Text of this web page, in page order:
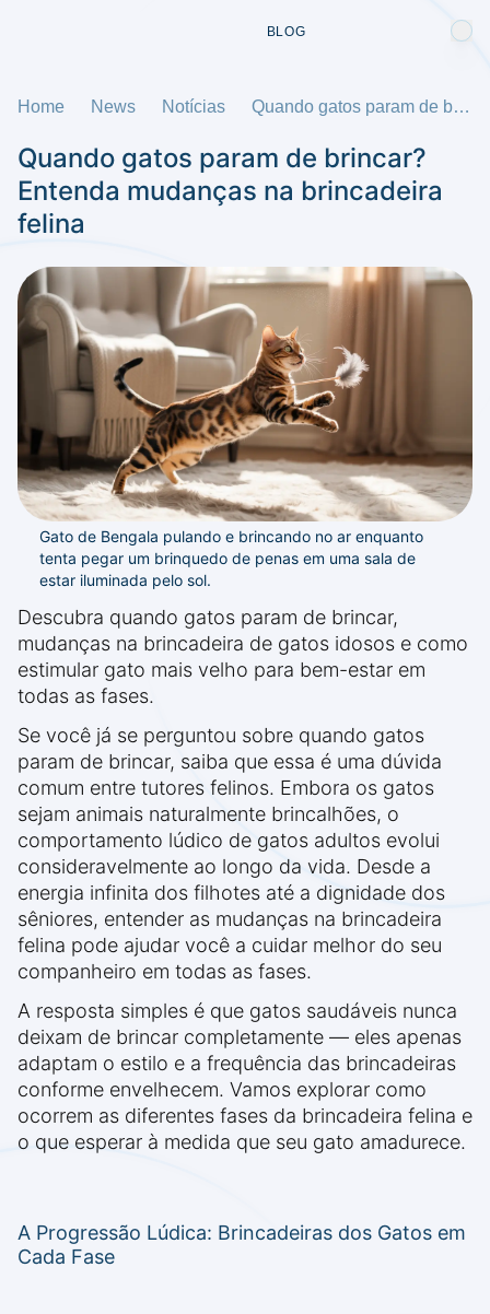
BLOG
Home News Notícias Quando gatos param de brincar? Entenda mudanças na brincadeira felina
Quando gatos param de brincar?
Entenda mudanças na brincadeira
felina
Gato de Bengala pulando e brincando no ar enquanto
tenta pegar um brinquedo de penas em uma sala de
estar iluminada pelo sol.
Descubra quando gatos param de brincar,
mudanças na brincadeira de gatos idosos e como
estimular gato mais velho para bem-estar em
todas as fases.
Se você já se perguntou sobre quando gatos
param de brincar, saiba que essa é uma dúvida
comum entre tutores felinos. Embora os gatos
sejam animais naturalmente brincalhões, o
comportamento lúdico de gatos adultos evolui
consideravelmente ao longo da vida. Desde a
energia infinita dos filhotes até a dignidade dos
sêniores, entender as mudanças na brincadeira
felina pode ajudar você a cuidar melhor do seu
companheiro em todas as fases.
A resposta simples é que gatos saudáveis nunca
deixam de brincar completamente — eles apenas
adaptam o estilo e a frequência das brincadeiras
conforme envelhecem. Vamos explorar como
ocorrem as diferentes fases da brincadeira felina e
o que esperar à medida que seu gato amadurece.
A Progressão Lúdica: Brincadeiras dos Gatos em
Cada Fase